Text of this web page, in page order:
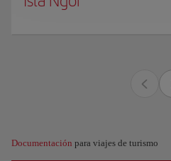
Documentación para viajes de turismo